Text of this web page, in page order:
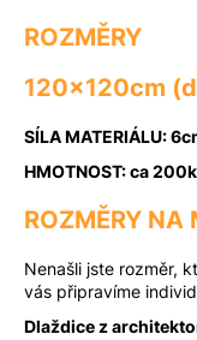
ROZMĚRY
120x120cm
SÍLA MATERIÁLU:
HMOTNOST: ca
ROZMĚRY NA
Nenašli jste rozměr,
vás připravíme
Dlaždice z